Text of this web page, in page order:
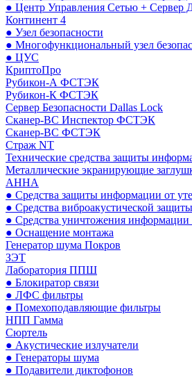
● Центр Управления Сетью +
Континент 4
● Узел безопасности
● Многофункциональный узел
● ЦУС
КриптоПро
Рубикон-А ФСТЭК
Рубикон-К ФСТЭК
Сервер Безопасности Dallas Lock
Сканер-ВС Инспектор ФСТЭК
Сканер-ВС ФСТЭК
Страж NT
Технические средства защиты
Металлические экранирующие
АННА
● Средства защиты информации от
● Средства виброакустической
● Средства уничтожения
● Оснащение монтажа
Генератор шума Покров
ЗЭТ
Лаборатория ППШ
● Блокиратор связи
● ЛФС фильтры
● Помехоподавляющие фильтры
НПП Гамма
Сюртель
● Акустические излучатели
● Генераторы шума
● Подавители диктофонов